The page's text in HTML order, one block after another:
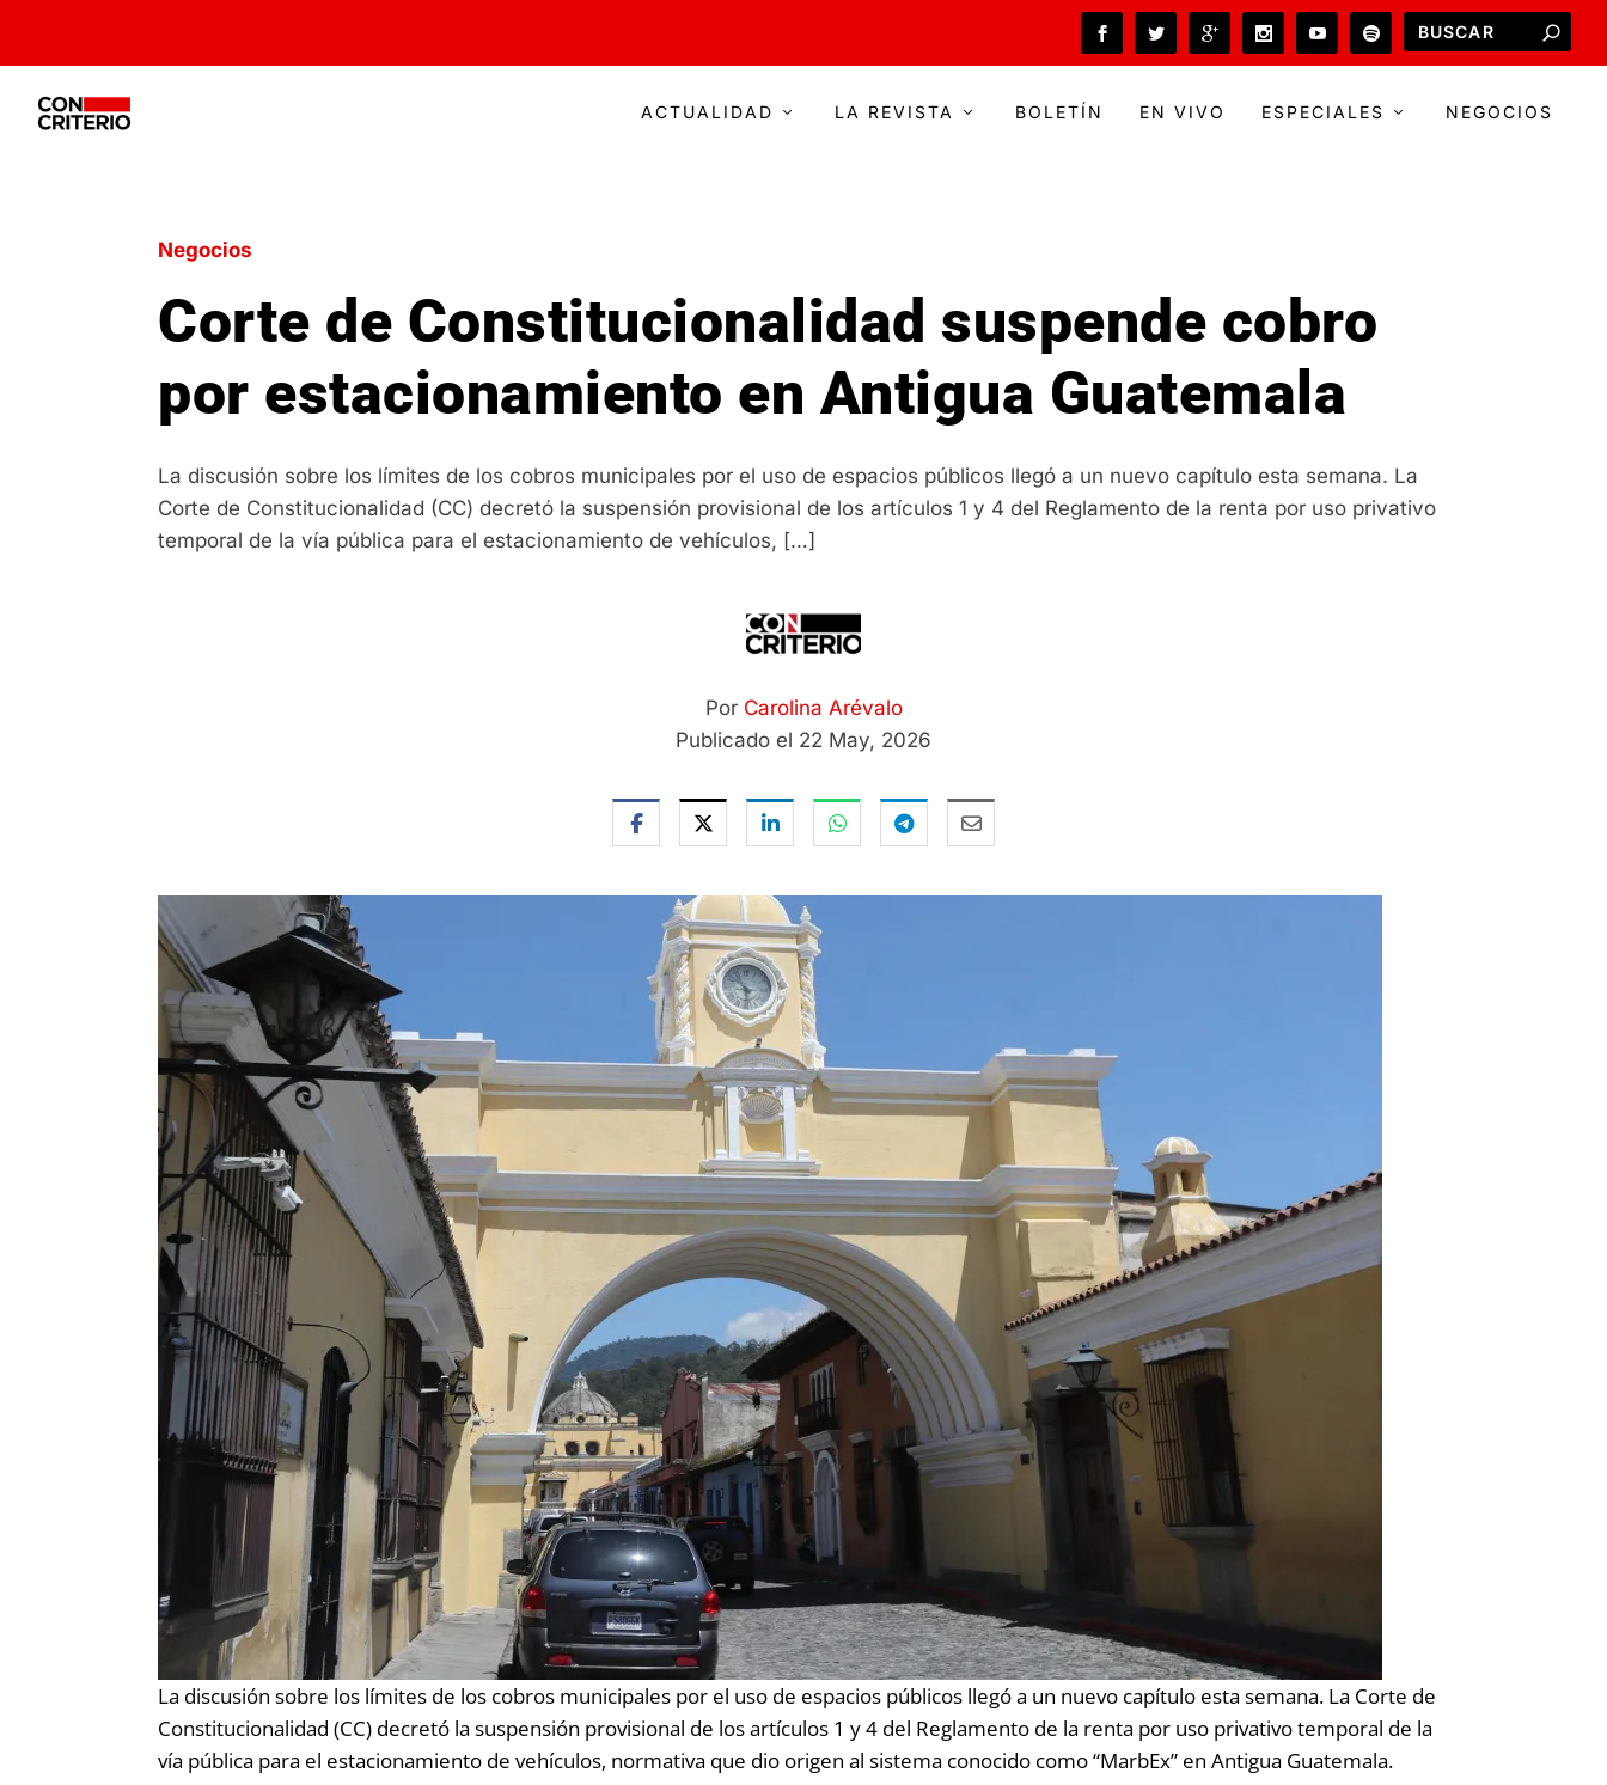
ACTUALIDAD LA REVISTA BOLETÍN EN VIVO ESPECIALES NEGOCIOS
Negocios
Corte de Constitucionalidad suspende cobro
por estacionamiento en Antigua Guatemala
La discusión sobre los límites de los cobros municipales por el uso de espacios públicos llegó a un nuevo capítulo esta semana. La
Corte de Constitucionalidad (CC) decretó la suspensión provisional de los artículos 1 y 4 del Reglamento de la renta por uso privativo
temporal de la vía pública para el estacionamiento de vehículos, […]
Por Carolina Arévalo
Publicado el 22 May, 2026
La discusión sobre los límites de los cobros municipales por el uso de espacios públicos llegó a un nuevo capítulo esta semana. La Corte de
Constitucionalidad (CC) decretó la suspensión provisional de los artículos 1 y 4 del Reglamento de la renta por uso privativo temporal de la
vía pública para el estacionamiento de vehículos, normativa que dio origen al sistema conocido como “MarbEx” en Antigua Guatemala.